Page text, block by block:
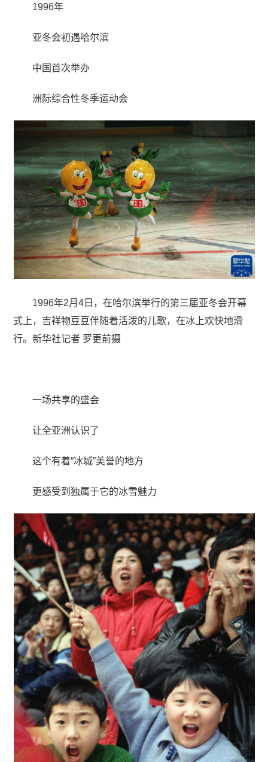
1996年
亚冬会初遇哈尔滨
中国首次举办
洲际综合性冬季运动会
1996年2月4日，在哈尔滨举行的第三届亚冬会开幕
式上，吉祥物豆豆伴随着活泼的儿歌，在冰上欢快地滑
行。新华社记者 罗更前摄
一场共享的盛会
让全亚洲认识了
这个有着“冰城”美誉的地方
更感受到独属于它的冰雪魅力